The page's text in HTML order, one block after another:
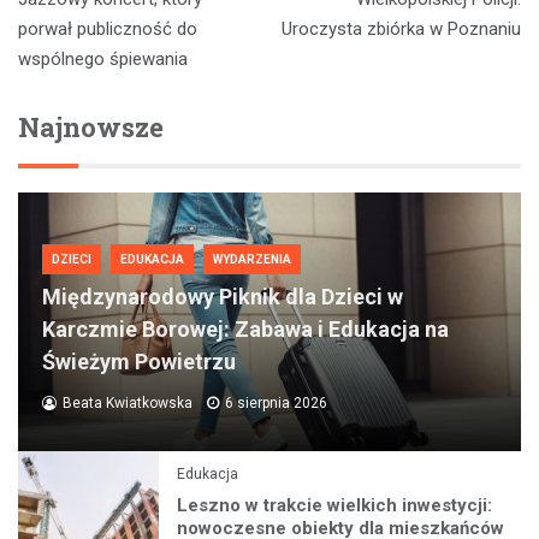
porwał publiczność do
wspólnego śpiewania
Uroczysta zbiórka w Poznaniu
Najnowsze
DZIECI EDUKACJA WYDARZENIA
Międzynarodowy Piknik dla Dzieci w
Karczmie Borowej: Zabawa i Edukacja na
Świeżym Powietrzu
Beata Kwiatkowska 6 sierpnia 2026
Edukacja
Leszno w trakcie wielkich inwestycji:
nowoczesne obiekty dla mieszkańców